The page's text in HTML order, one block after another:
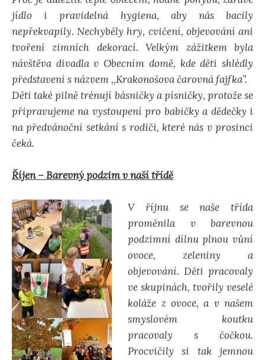
jídlo i pravidelná hygiena, aby nás bacily
nepřekvapily. Nechyběly hry, cvičení, objevování ani
tvoření zimních dekorací. Velkým zážitkem byla
návštěva divadla v Obecním domě, kde děti shlédly
představení s názvem ,,Krakonošova čarovná fajfka”.
Děti také pilně trénují básničky a písničky, protože se
připravujeme na vystoupení pro babičky a dědečky i
na předvánoční setkání s rodiči, které nás v prosinci
čeká.
Říjen – Barevný podzim v naší třídě
V říjnu se naše třída
proměnila v barevnou
podzimní dílnu plnou vůní
ovoce, zeleniny a
objevování. Děti pracovaly
ve skupinách, tvořily veselé
koláže z ovoce, a v našem
smyslovém koutku
pracovaly s čočkou.
Procvičily si tak jemnou